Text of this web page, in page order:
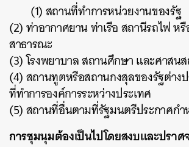
(1) สถานที่ทำการหน่วยงานของรัฐ
(2) ท่าอากาศยาน ท่าเรือ สถานีรถไฟ ห
สาธารณะ
(3) โรงพยาบาล สถานศึกษา และศาสน
(4) สถานทูตหรือสถานกงสุลของรัฐต่าง
ที่ทำการองค์การระหว่างประเทศ
(5) สถานที่อื่นตามที่รัฐมนตรีประกาศก
การชุมนุมต้องเป็นไปโดยสงบและปราศ